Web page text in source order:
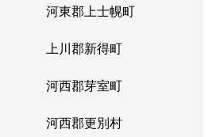
河東郡上士幌町
上川郡新得町
河西郡芽室町
河西郡更別村